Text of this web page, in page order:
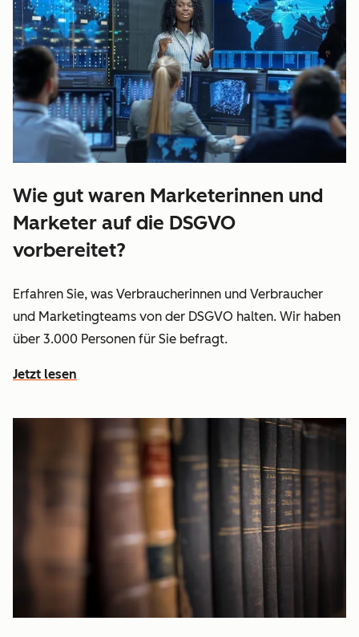
Wie gut waren Marketerinnen und
Marketer auf die DSGVO
vorbereitet?
Erfahren Sie, was Verbraucherinnen und Verbraucher
und Marketingteams von der DSGVO halten. Wir haben
über 3.000 Personen für Sie befragt.
Jetzt lesen